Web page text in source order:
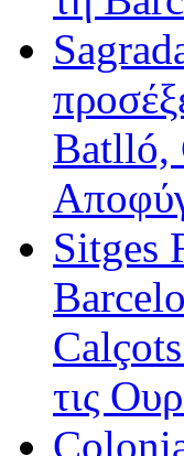
Batlló,
Sitges
τις